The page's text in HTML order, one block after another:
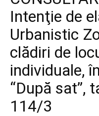
Intenţie de
Urbanistic
clădiri de
individuale,
“După sat”,
114/3